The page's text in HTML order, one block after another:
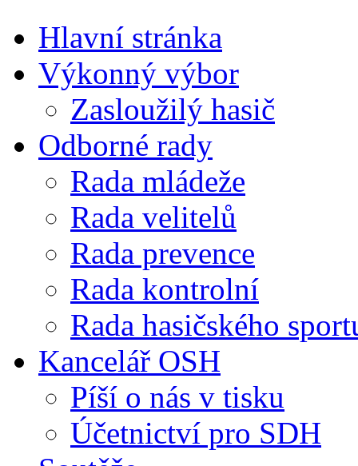
Hlavní stránka
Výkonný výbor
Zasloužilý hasič
Odborné rady
Rada mládeže
Rada velitelů
Rada prevence
Rada kontrolní
Rada hasičského
Kancelář OSH
Píší o nás v tisku
Účetnictví pro SDH